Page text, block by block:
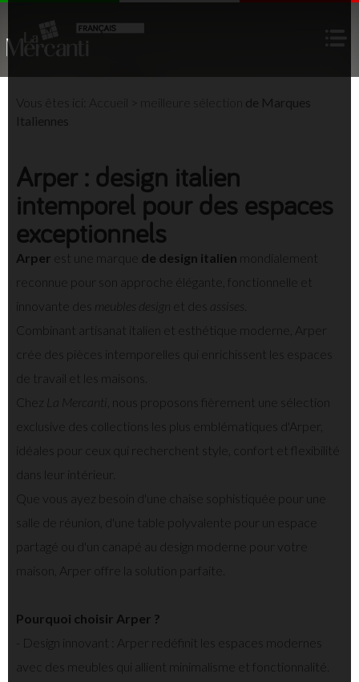
Vous êtes ici:
de Marques
Italiennes
Arper : design italien
intemporel pour des espaces
exceptionnels
Arper est une marque de design italien mondialement
reconnue pour son approche élégante, fonctionnelle et
innovante des meubles design et des assises
Combinant artisanat italien et esthétique moderne, Arper
crée des pièces intemporelles qui enrichissent les espaces
de travail et les maisons.
Chez
La Mercanti , nous proposons fièrement une sélection
exclusive des collections les plus emblématiques d'Arper,
idéales pour ceux qui recherchent style, confort et flexibilité
dans leur intérieur.
Que vous ayez besoin d'une chaise sophistiquée pour une
salle de réunion, d'une table polyvalente pour un espace
partagé ou d'un canapé au design moderne pour votre
maison, Arper offre la solution parfaite.
Pourquoi choisir Arper ?
- Design innovant : Arper redéfinit les espaces modernes
avec des meubles qui allient minimalisme et fonctionnalité.